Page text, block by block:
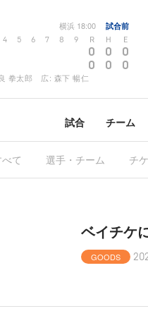
横浜 18:00 試合前
4 5 6 7 8 9 R H E
0 0 0
0 0 0
拳太郎 広: 森下 暢仁
試合 チーム
て 選手・チーム チ
ベイチケ
GOODS